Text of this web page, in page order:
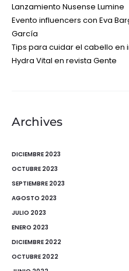
Lanzamiento Nusense Lumine
Evento influencers con Eva
García
Tips para cuidar el cabello en
Hydra Vital en revista Gente
Archives
DICIEMBRE 2023
OCTUBRE 2023
SEPTIEMBRE 2023
AGOSTO 2023
JULIO 2023
ENERO 2023
DICIEMBRE 2022
OCTUBRE 2022